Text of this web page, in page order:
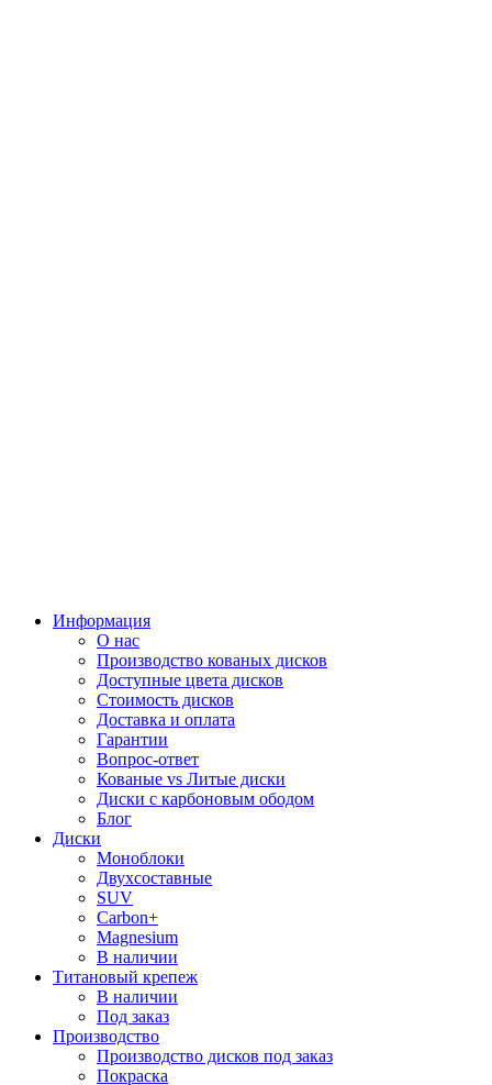
Информация
О нас
Производство кованых дисков
Доступные цвета дисков
Стоимость дисков
Доставка и оплата
Гарантии
Вопрос-ответ
Кованые vs Литые диски
Диски с карбоновым ободом
Блог
Диски
Моноблоки
Двухсоставные
SUV
Carbon+
Magnesium
В наличии
Титановый крепеж
В наличии
Под заказ
Производство
Производство дисков под заказ
Покраска